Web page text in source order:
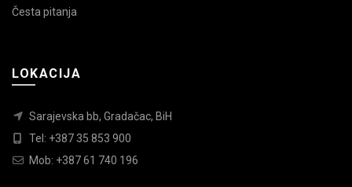
Česta pitanja
LOKACIJA
Sarajevska bb, Gradačac, BiH
Tel: +387 35 853 900
Mob: +387 61 740 196